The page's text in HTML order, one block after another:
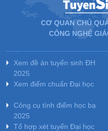
CƠ QUAN CHỦ
CÔNG NGHỆ
Xem đề án tuyển sinh ĐH
2025
Xem điểm chuẩn Đại học
Công cụ tính điểm học bạ
2025
Tổ hợp xét tuyển Đại học